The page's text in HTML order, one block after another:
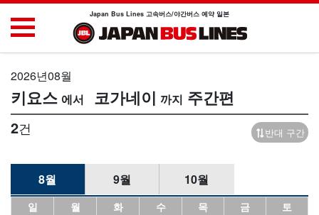
Japan Bus Lines 고속버스/야간버스 예약 일본
2026년08월
키요스 코가네이 주간편
2건 반대 구간
8월 9월 10월
일 월 화 수 목 금
토